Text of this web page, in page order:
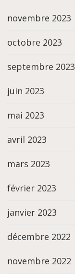
novembre 2023
octobre 2023
septembre 2023
juin 2023
mai 2023
avril 2023
mars 2023
février 2023
janvier 2023
décembre 2022
novembre 2022